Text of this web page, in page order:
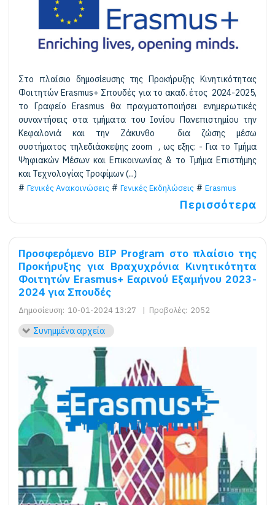
Στο πλαίσιο δημοσίευσης της Προκήρυξης Kινητικότητας
Φοιτητών Erasmus+ Σπουδές για το ακαδ. έτος 2024-2025,
το Γραφείο Erasmus θα πραγματοποιήσει ενημερωτικές
συναντήσεις στα τμήματα του Ιονίου Πανεπιστημίου την
Κεφαλονιά και την Ζάκυνθο δια ζώσης μέσω
συστήματος τηλεδιάσκεψης zoom , ως εξης: - Για το Τμήμα
Ψηφιακών Μέσων και Επικοινωνίας & το Τμήμα Επιστήμης
και Τεχνολογίας Τροφίμων (...)
Γενικές Ανακοινώσεις
Γενικές Εκδηλώσεις Erasmus
Περισσότερα
Προσφερόμενο BIP Program στο πλαίσιο της
Προκήρυξης για Βραχυχρόνια Kινητικότητα
Φοιτητών Erasmus+ Εαρινού Εξαμήνου 2023-
2024 για Σπουδές
Δημοσίευση: 10-01-2024 13:27 | Προβολές: 2052
Συνημμένα αρχεία